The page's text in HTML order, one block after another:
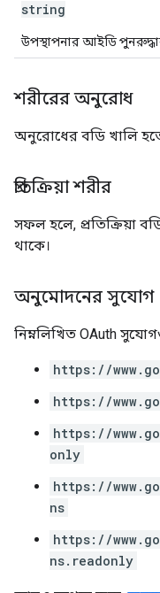
string
উপস্থাপনার আইডি
শরীরের অনুরোধ
অনুরোধের বডি খালি
প্রতিক্রিয়া শরীর
সফল হলে, প্রতিক্রিয়া
থাকে।
অনুমোদনের সুযোগ
নিম্নলিখিত OAuth
https://
https://
https://
only
https://
ns
https://
ns.readonly